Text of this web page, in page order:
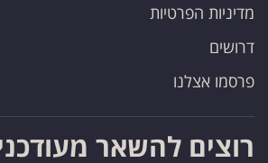
מדיניות הפרטיות
דרושים
פרסמו אצלנו
רוצים להשאר